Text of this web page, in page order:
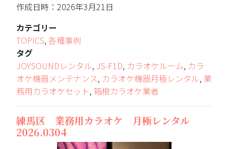
作成日時：2026年3月21日
カテゴリー
TOPICS, 各種事例
タグ
JOYSOUNDレンタル, JS-F1D, カラオケルーム, カラ
オケ機器メンテナンス, カラオケ機器月極レンタル, 業
務用カラオケセット, 箱根カラオケ業者
練馬区 業務用カラオケ 月極レンタル
2026.0304